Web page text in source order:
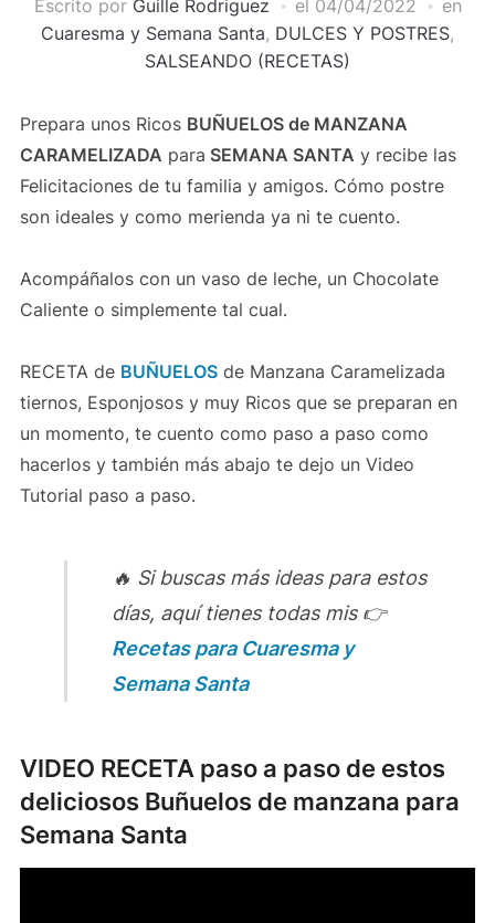
Escrito por Guille Rodriguez el 04/04/2022
en
Cuaresma y Semana Santa, DULCES Y POSTRES,
SALSEANDO (RECETAS)
Prepara unos Ricos BUÑUELOS de MANZANA
CARAMELIZADA para SEMANA SANTA y recibe las
Felicitaciones de tu familia y amigos. Cómo postre
son ideales y como merienda ya ni te cuento.
Acompáñalos con un vaso de leche, un Chocolate
Caliente o simplemente tal cual.
RECETA de BUÑUELOSde Manzana Caramelizada
tiernos, Esponjosos y muy Ricos que se preparan en
un momento, te cuento como paso a paso como
hacerlos y también más abajo te dejo un Video
Tutorial paso a paso.
🔥 Si buscas más ideas para estos
días, aquí tienes todas mis 👉
Recetas para Cuaresma y
Semana Santa
VIDEO RECETA paso a paso de estos
deliciosos Buñuelos de manzana para
Semana Santa